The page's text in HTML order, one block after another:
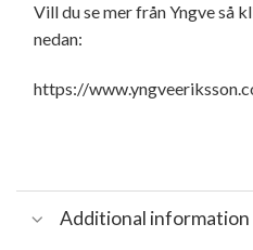
Vill du se mer från Yngve så
nedan:
https://
Additional information